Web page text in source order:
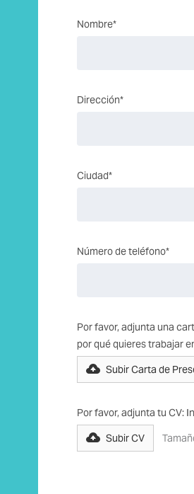
Nombre*
Dirección*
Ciudad*
Número de teléfono*
Por favor, adjunta una
por qué quieres trabajar
Subir Carta de
Por favor, adjunta tu CV:
Subir CV